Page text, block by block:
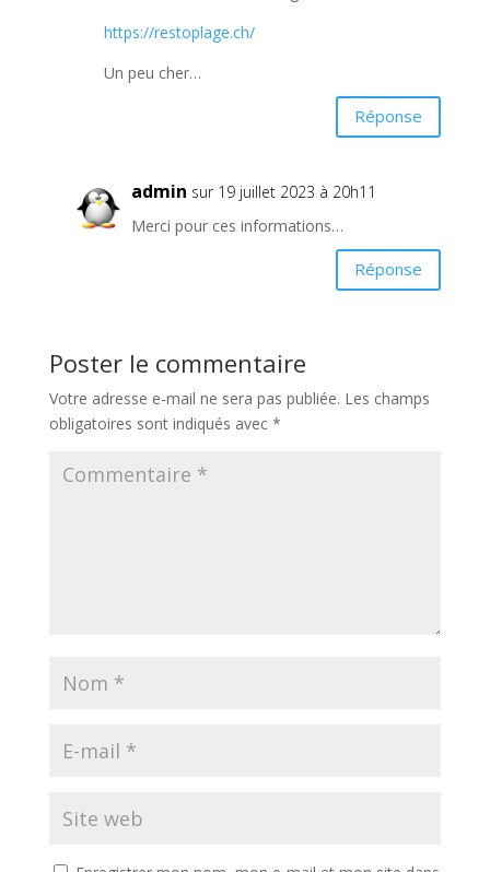
https://restoplage.ch/
Un peu cher…
Réponse
admin sur 19 juillet 2023 à 20h11
Merci pour ces informations…
Réponse
Poster le commentaire
Votre adresse e-mail ne sera pas publiée. Les champs
obligatoires sont indiqués avec *